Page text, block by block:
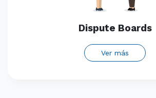
Dispute Boards
Ver más